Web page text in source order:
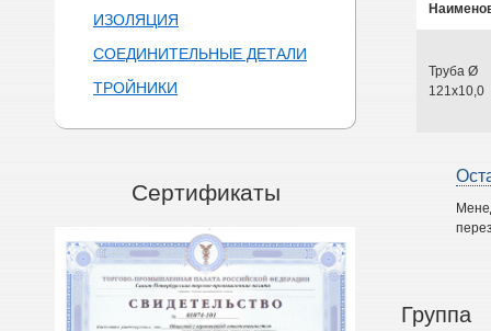
ИЗОЛЯЦИЯ
СОЕДИНИТЕЛЬНЫЕ ДЕТАЛИ
ТРОЙНИКИ
Сертификаты
Труба Ø
121х10,0
Группа